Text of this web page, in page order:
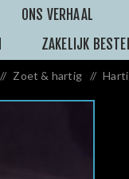
ONS VERHAAL
ZAKELIJK
/ Zoet & hartig /